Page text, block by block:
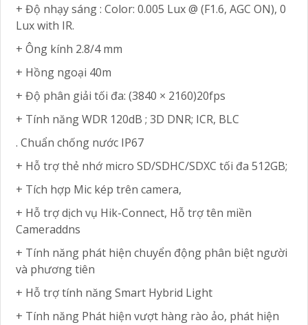
+ Độ nhạy sáng : Color: 0.005 Lux @ (F1.6, AGC ON), 0
Lux with IR.
+ Ông kính 2.8/4 mm
+ Hồng ngoại 40m
+ Độ phân giải tối đa: (3840 × 2160)20fps
+ Tính năng WDR 120dB ; 3D DNR; ICR, BLC
. Chuẩn chống nước IP67
+ Hỗ trợ thẻ nhớ micro SD/SDHC/SDXC tối đa 512GB;
+ Tích hợp Mic kép trên camera,
+ Hỗ trợ dịch vụ Hik-Connect, Hỗ trợ tên miền
Cameraddns
+ Tính năng phát hiện chuyển động phân biệt người
và phương tiên
+ Hỗ trợ tính năng Smart Hybrid Light
+ Tính năng Phát hiện vượt hàng rào ảo, phát hiện